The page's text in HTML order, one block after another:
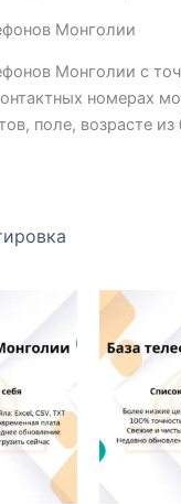
Монголии
Монголии с
номерах
поле, возрасте